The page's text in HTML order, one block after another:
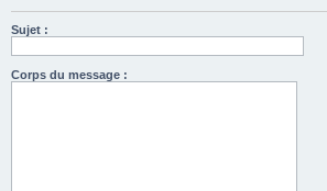
Sujet :
Corps du message :